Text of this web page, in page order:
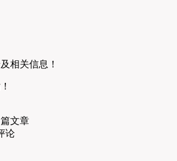
相关信息！
篇文章
论